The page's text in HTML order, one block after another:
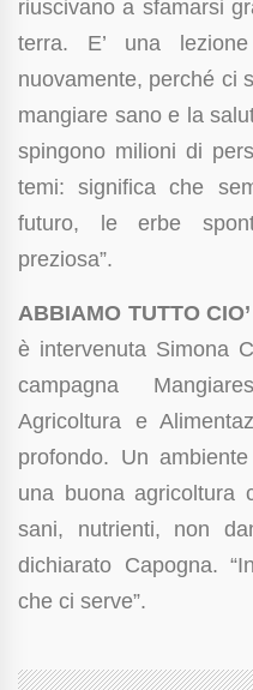
riuscivano a sfamarsi
terra. E’ una
nuovamente, perché ci
mangiare sano e la
spingono milioni di
temi: significa che
futuro, le erbe
preziosa”.
ABBIAMO TUTTO
è intervenuta Simona
campagna
Agricoltura e
profondo. Un
una buona agricoltura
sani, nutrienti, non
dichiarato Capogna.
che ci serve”.